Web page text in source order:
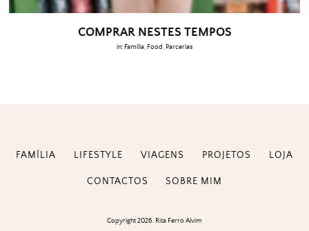
COMPRAR NESTES TEMPOS
in: Família Food Parcerias
FAMÍLIA LIFESTYLE VIAGENS PROJETOS LOJA
CONTACTOS SOBRE MIM
Copyright 2026. Rita Ferro Alvim